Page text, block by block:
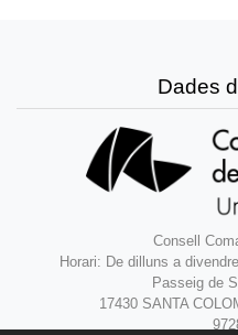
Dades
Consell
Horari: De dilluns a
Passeig de
17430 SANTA